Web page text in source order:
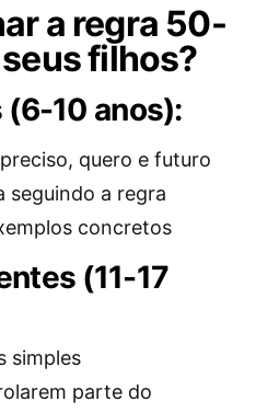
a regra 50-
filhos?
(6-10 anos):
quero e futuro
seguindo a regra
concretos
(11-17
simples
parte do